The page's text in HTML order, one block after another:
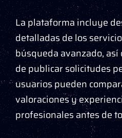
La plataforma incluye
detalladas de los
búsqueda avanzado,
de publicar solicitudes
usuarios pueden
valoraciones y
profesionales antes de